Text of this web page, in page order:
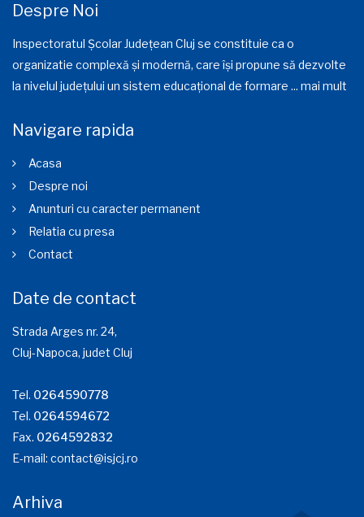
Despre Noi
Inspectoratul Școlar Județean Cluj se constituie ca o
organizatie complexă și modernă, care își propune să dezvolte
la nivelul județului un sistem educațional de formare ... mai mult
Navigare rapida
Acasa
Despre noi
Anunturi cu caracter permanent
Relatia cu presa
Contact
Date de contact
Strada Arges nr. 24,
Cluj-Napoca, judet Cluj
Tel. 0264590778
Tel. 0264594672
Fax. 0264592832
E-mail: contact@isjcj.ro
Arhiva